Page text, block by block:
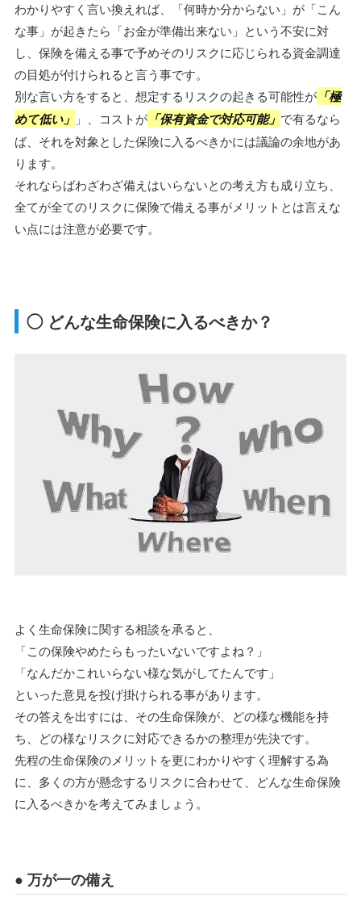
わかりやすく言い換えれば、「何時か分からない」が「こん
な事」が起きたら「お金が準備出来ない」という不安に対
し、保険を備える事で予めそのリスクに応じられる資金調達
の目処が付けられると言う事です。
別な言い方をすると、想定するリスクの起きる可能性が 「極
めて低い」 」、コストが 「保有資金で対応可能」 で有るなら
ば、それを対象とした保険に入るべきかには議論の余地があ
ります。
それならばわざわざ備えはいらないとの考え方も成り立ち、
全てが全てのリスクに保険で備える事がメリットとは言えな
い点には注意が必要です。
◯ どんな生命保険に入るべきか？
よく生命保険に関する相談を承ると、
「この保険やめたらもったいないですよね？」
「なんだかこれいらない様な気がしてたんです」
といった意見を投げ掛けられる事があります。
その答えを出すには、その生命保険が、どの様な機能を持
ち、どの様なリスクに対応できるかの整理が先決です。
先程の生命保険のメリットを更にわかりやすく理解する為
に、多くの方が懸念するリスクに合わせて、どんな生命保険
に入るべきかを考えてみましょう。
● 万が一の備え